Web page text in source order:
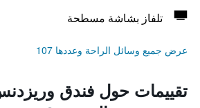
تلفاز بشاشة مسطحة
عرض جميع وسائل الراحة وعددها 107
تقييمات حول فندق